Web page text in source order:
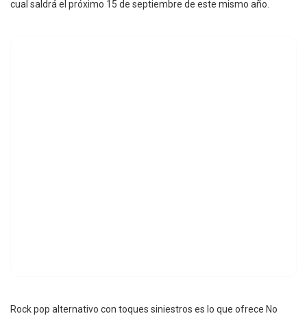
cual saldrá el próximo 15 de septiembre de este mismo año.
Rock pop alternativo con toques siniestros es lo que ofrece No